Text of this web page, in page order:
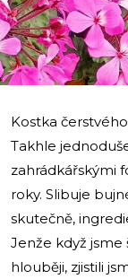
Kostka
Takhle
zahrádkářskými
roky. Slibuje
skutečně,
Jenže když jsme
hlouběji, zjistili